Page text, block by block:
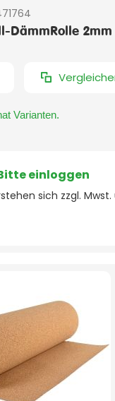
DämmRolle 2mm
Varianten.
einloggen
sich zzgl.